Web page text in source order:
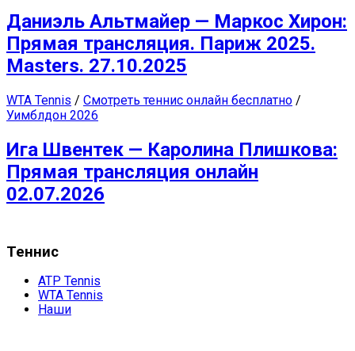
Даниэль Альтмайер — Маркос Хирон:
Прямая трансляция. Париж 2025.
Masters. 27.10.2025
WTA Tennis / Смотреть теннис онлайн бесплатно /
Уимблдон 2026
Ига Швентек — Каролина Плишкова:
Прямая трансляция онлайн
02.07.2026
Теннис
ATP Tennis
WTA Tennis
Наши